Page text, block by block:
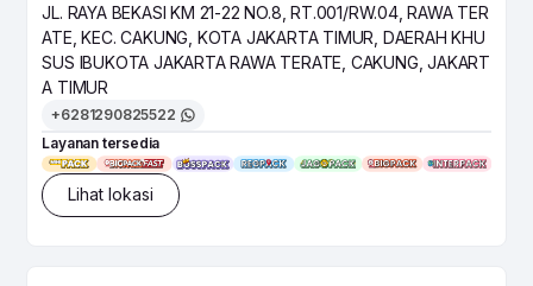
JL. RAYA BEKASI KM 21-22 NO.8, RT.001/RW.04, RAWA TER
ATE, KEC. CAKUNG, KOTA JAKARTA TIMUR, DAERAH KHU
SUS IBUKOTA JAKARTA RAWA TERATE, CAKUNG, JAKART
A TIMUR
+6281290825522
Layanan tersedia
Lihat lokasi